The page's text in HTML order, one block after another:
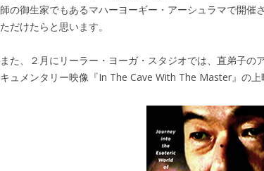
師の御生家でもあるマハーヨーギー・アーシュラマで開催
ただけたらと思います。
また、２月にリーラー・ヨーガ・スタジオでは、直弟子の
キュメンタリー映像『In The Cave With The Master』の上